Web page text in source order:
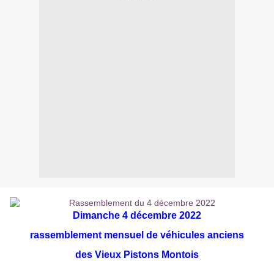
Dimanche 4 décembre 2022
rassemblement mensuel de véhicules anciens
des Vieux Pistons Montois